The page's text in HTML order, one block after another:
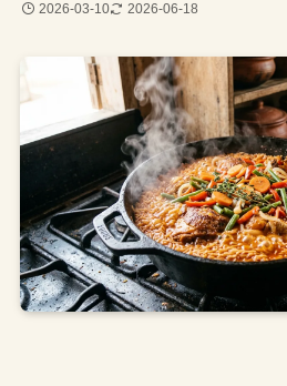
2026-03-10 2026-06-18